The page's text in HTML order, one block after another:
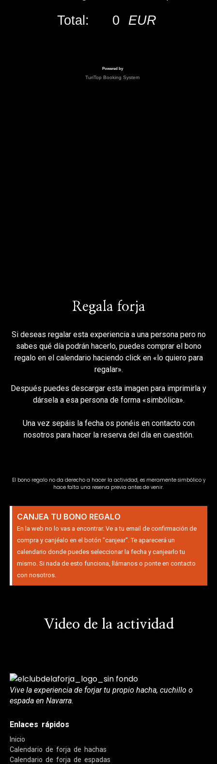
Regala forja
Si deseas regalar esta experiencia a una persona pero no
sabes qué día podrán hacerlo, puedes comprar el bono
regalo en el calendario haciendo click en «lo quiero para
regalar».
Después puedes descargar esta imagen para imprimirla y
dársela a esa persona de forma «simbólica».
Una vez sepáis la fecha os ponéis en contacto con
nosotros para hacer la reserva del día en cuestión.
El bono regalo no da derecho a hacer la actividad, es meramente simbólico y
hace falta una reserva previa antes de venir.
CANJEA TU BONO REGALO
En la web no lo vas a encontrar. Ve a tu email de confirmación de
compra y canjéalo en el botón "canjear". Te aparecerá un
calendario donde puedes seleccionar la fecha y canjearlo tu
mismo. Si nada de esto funciona, llámanos o ponte en contacto
con nosotros.
Video de la actividad
Vive la experiencia de forjar tu propio hacha, cuchillo o
espada en Navarra.
Enlaces rápidos
Inicio
Calendario de forja de hachas
Calendario de forja de espadas